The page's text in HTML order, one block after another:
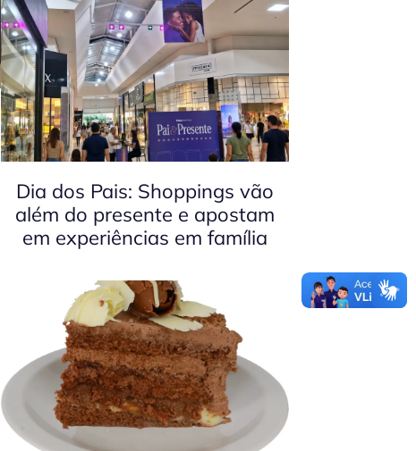
Dia dos Pais: Shoppings vão
além do presente e apostam
em experiências em família